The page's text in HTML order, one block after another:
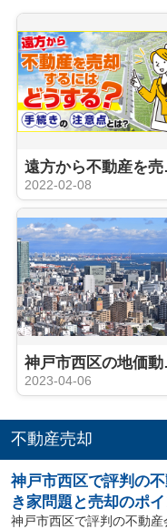
遠方から
2022-02-08
神戸市西区
2023-04-06
不動産売却
神戸市西区で評判の
き家問題と売却のポイ
神戸市西区で評判の不動